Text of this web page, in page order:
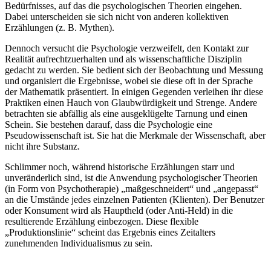
Bedürfnisses, auf das die psychologischen Theorien eingehen.
Dabei unterscheiden sie sich nicht von anderen kollektiven
Erzählungen (z. B. Mythen).
Dennoch versucht die Psychologie verzweifelt, den Kontakt zur
Realität aufrechtzuerhalten und als wissenschaftliche Disziplin
gedacht zu werden. Sie bedient sich der Beobachtung und Messung
und organisiert die Ergebnisse, wobei sie diese oft in der Sprache
der Mathematik präsentiert. In einigen Gegenden verleihen ihr diese
Praktiken einen Hauch von Glaubwürdigkeit und Strenge. Andere
betrachten sie abfällig als eine ausgeklügelte Tarnung und einen
Schein. Sie bestehen darauf, dass die Psychologie eine
Pseudowissenschaft ist. Sie hat die Merkmale der Wissenschaft, aber
nicht ihre Substanz.
Schlimmer noch, während historische Erzählungen starr und
unveränderlich sind, ist die Anwendung psychologischer Theorien
(in Form von Psychotherapie) „maßgeschneidert“ und „angepasst“
an die Umstände jedes einzelnen Patienten (Klienten). Der Benutzer
oder Konsument wird als Hauptheld (oder Anti-Held) in die
resultierende Erzählung einbezogen. Diese flexible
„Produktionslinie“ scheint das Ergebnis eines Zeitalters
zunehmenden Individualismus zu sein.